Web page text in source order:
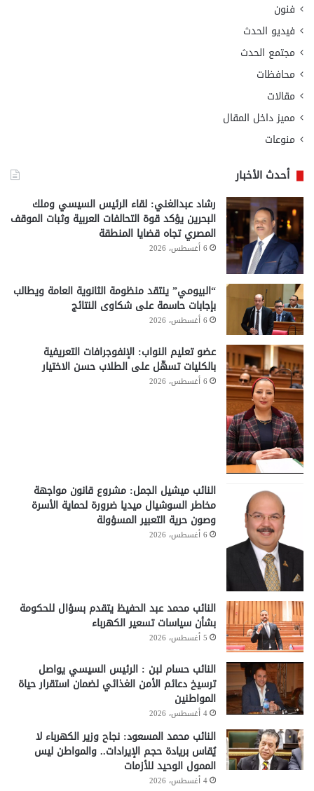
فنون
فيديو الحدث
مجتمع الحدث
محافظات
مقالات
مميز داخل المقال
منوعات
أحدث الأخبار
رشاد عبدالغني: لقاء الرئيس السيسي وملك
البحرين يؤكد قوة التحالفات العربية وثبات الموقف
المصري تجاه قضايا المنطقة
6 أغسطس، 2026
“البيومي” ينتقد منظومة الثانوية العامة ويطالب
بإجابات حاسمة على شكاوى النتائج
6 أغسطس، 2026
عضو تعليم النواب: الإنفوجرافات التعريفية
بالكليات تسهّل على الطلاب حسن الاختيار
6 أغسطس، 2026
النائب ميشيل الجمل: مشروع قانون مواجهة
مخاطر السوشيال ميديا ضرورة لحماية الأسرة
وصون حرية التعبير المسؤولة
6 أغسطس، 2026
النائب محمد عبد الحفيظ يتقدم بسؤال للحكومة
بشأن سياسات تسعير الكهرباء
5 أغسطس، 2026
النائب حسام لبن : الرئيس السيسي يواصل
ترسيخ دعائم الأمن الغذائي لضمان استقرار حياة
المواطنين
4 أغسطس، 2026
النائب محمد المسعود: نجاح وزير الكهرباء لا
يُقاس بريادة حجم الإيرادات.. والمواطن ليس
الممول الوحيد للأزمات
4 أغسطس، 2026